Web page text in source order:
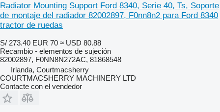
Radiator Mounting Support Ford 8340, Serie 40, Ts, Soporte
de montaje del radiador 82002897, F0nn8n2 para Ford 8340
tractor de ruedas
S/ 273.40 EUR 70 ≈ USD 80.88
Recambio - elementos de sujeción
82002897, F0NN8N272AC, 81868548
Irlanda, Courtmacsherry
COURTMACSHERRY MACHINERY LTD
Contacte con el vendedor